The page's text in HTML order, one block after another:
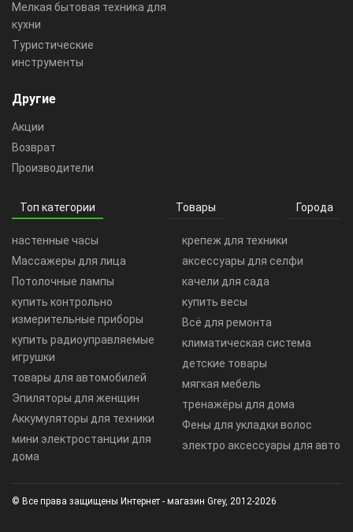
Мелкая бытовая техника для
кухни
Туристические
инструменты
Другие
Акции
Возврат
Производители
Топ категории Товары Города
настенные часы
Массажеры для лица
Потолочные лампы
купить контрольно
измерительные приборы
купить радиоуправляемые
игрушки
товары для автомобилей
Эпиляторы для женщин
Аккумуляторы для техники
мини электростанции для
дома
крепеж для техники
аксессуары для селфи
качели для сада
купить весы
Всё для ремонта
климатическая система
детские товары
мягкая мебель
тренажёры для дома
Фены для укладки волос
электро аксессуары для авто
© Все права защищены Интернет - магазин Grey, 2012-2026